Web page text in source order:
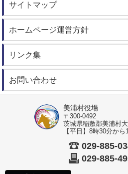
サイトマップ
ホームページ運営方針
リンク集
お問い合わせ
美浦村役場
〒300-0492
茨城県稲敷郡美浦村
【平日】8時30分か
029-885-
029-885-